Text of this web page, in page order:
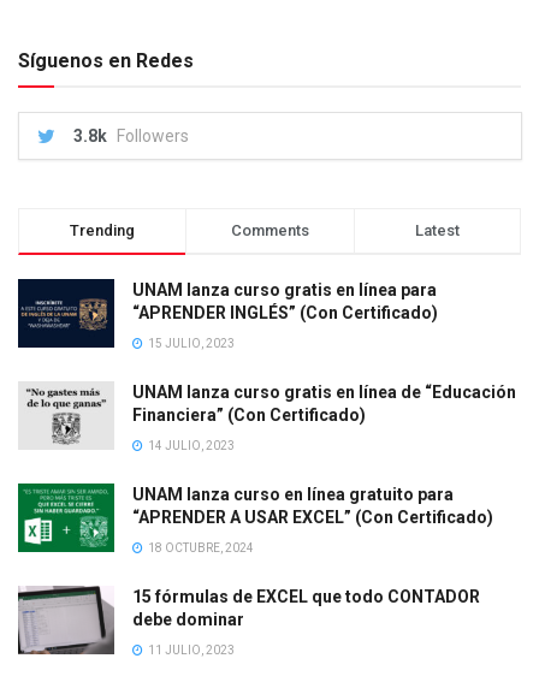
Síguenos en Redes
3.8k Followers
Trending Comments Latest
UNAM lanza curso gratis en línea para
“APRENDER INGLÉS” (Con Certificado)
15 JULIO, 2023
UNAM lanza curso gratis en línea de “Educación
Financiera” (Con Certificado)
14 JULIO, 2023
UNAM lanza curso en línea gratuito para
“APRENDER A USAR EXCEL” (Con Certificado)
18 OCTUBRE, 2024
15 fórmulas de EXCEL que todo CONTADOR
debe dominar
11 JULIO, 2023